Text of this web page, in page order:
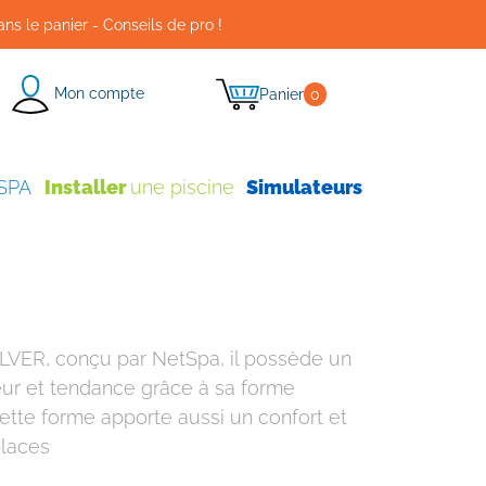
le panier - Conseils de pro !
Mon compte Panier 0
Installerune piscine Simulateurs
conçu par NetSpa, il possède un
et tendance grâce à sa forme
forme apporte aussi un confort et